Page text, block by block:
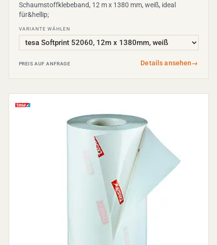
Schaumstoffklebeband, 12 m x 1380 mm, weiß, ideal
für&hellip;
VARIANTE WÄHLEN
PREIS AUF ANFRAGE Details ansehen→